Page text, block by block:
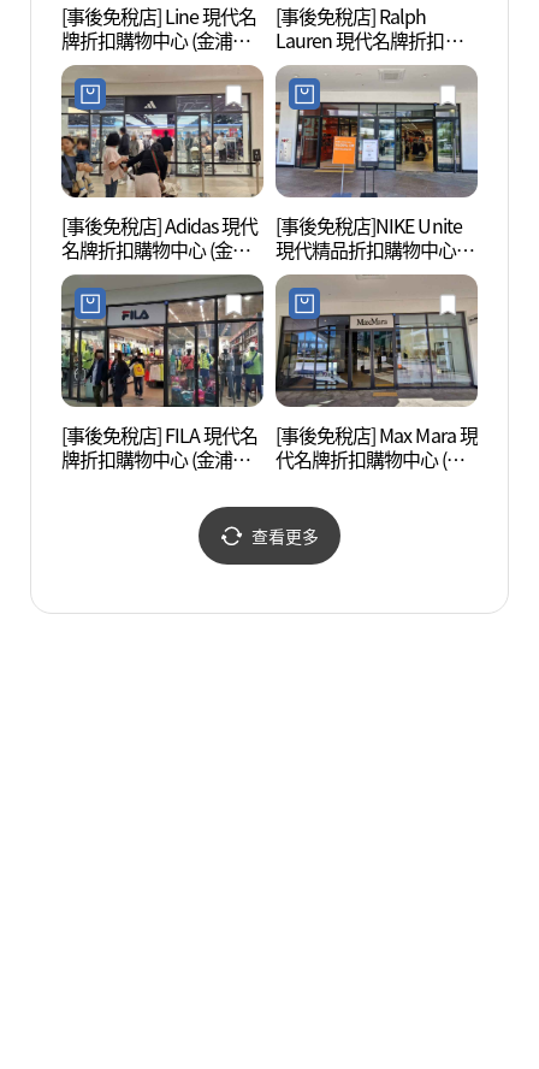
[事後免稅店] Line 現代名
牌折扣購物中心 (金浦店)
(라인 현대프리미엄아울
렛 김포점)
[事後免稅店] Ralph
Lauren 現代名牌折扣購
物中心 (金浦店)(폴로랄프
로렌 현대프리미엄아울
렛 김포점)
[事後免稅店] Adidas 現代
名牌折扣購物中心 (金浦
店)(아디다스 현대프리미
엄아울렛 김포점)
[事後免稅店]NIKE Unite
現代精品折扣購物中心金
浦店(나이키유나이트 현
대프리미엄아울렛 김포
점)
[事後免稅店] FILA 現代名
牌折扣購物中心 (金浦店)
[事後免稅店] Max Mara 現
代名牌折扣購物中心 (金
미엄아울렛 김포점)
查看更多